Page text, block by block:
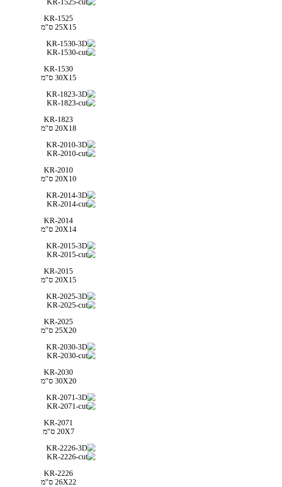
KR-1525
25X15 ס"מ
KR-1530
30X15 ס"מ
KR-1823
20X18 ס"מ
KR-2010
20X10 ס"מ
KR-2014
20X14 ס"מ
KR-2015
20X15 ס"מ
KR-2025
25X20 ס"מ
KR-2030
30X20 ס"מ
KR-2071
20X7 ס"מ
KR-2226
26X22 ס"מ